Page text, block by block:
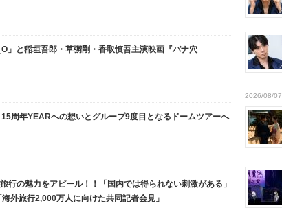
」と稲垣吾郎・草彅剛・香取慎吾主演映画『バナ穴
周年YEARへの想いとグループ9度目となるドームツアーへ
行の魅力をアピール！！「国内では得られない刺激がある」
外旅行2,000万人に向けた共同記者会見」
2026/08/07